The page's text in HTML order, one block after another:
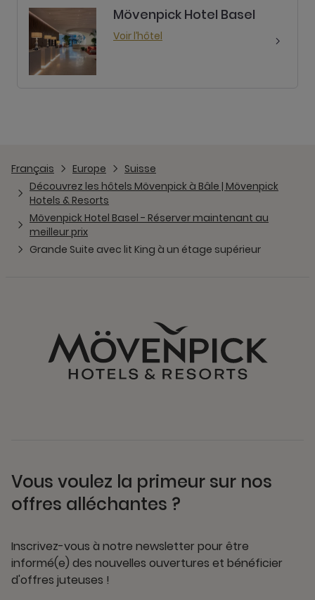
Mövenpick Hotel Basel
Voir l’hôtel
Français Europe
Suisse
Découvrez les hôtels Mövenpick à Bâle | Mövenpick
Hotels & Resorts
Mövenpick Hotel Basel - Réserver maintenant au
meilleur prix
Grande Suite avec lit King à un étage supérieur
Vous voulez la primeur sur nos
offres alléchantes ?
Inscrivez-vous à notre newsletter pour être
informé(e) des nouvelles ouvertures et bénéficier
d'offres juteuses !